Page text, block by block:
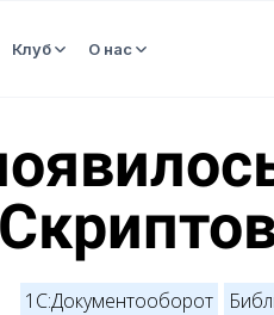
Клуб О нас
1С:Документооборот